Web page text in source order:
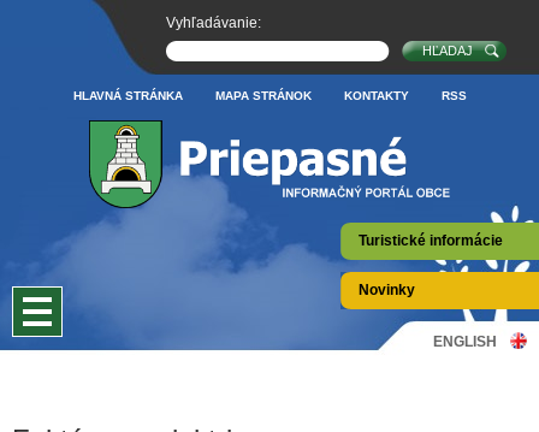
Turistické informácie
Novinky
HLAVNÁ STRÁNKA MAPA STRÁNOK KONTAKTY RSS
Vyhľadávanie:
ENGLISH